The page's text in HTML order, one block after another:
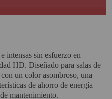
EN
intensas sin esfuerzo en
HD. Diseñado para salas de
un color asombroso, una
de ahorro de energía
mantenimiento.